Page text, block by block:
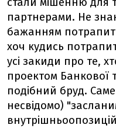
партнерами. Не
бажанням
хоч кудись
усі закиди про те,
проектом
подібний бруд.
несвідомо)